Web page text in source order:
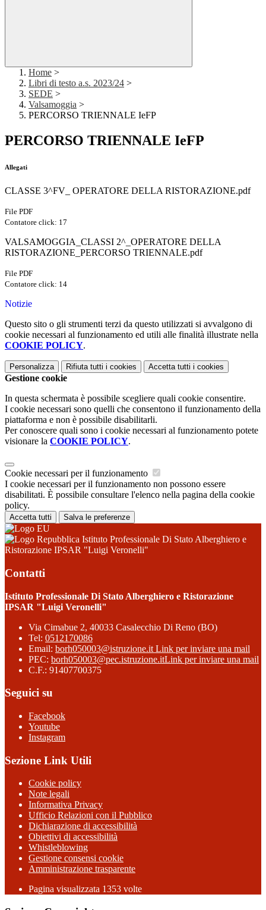
Home >
Libri di testo a.s. 2023/24 >
SEDE >
Valsamoggia >
PERCORSO TRIENNALE IeFP
PERCORSO TRIENNALE IeFP
Allegati
CLASSE 3^FV_ OPERATORE DELLA RISTORAZIONE.pdf
File PDF
Contatore click: 17
VALSAMOGGIA_CLASSI 2^_OPERATORE DELLA
RISTORAZIONE_PERCORSO TRIENNALE.pdf
File PDF
Contatore click: 14
Notizie
Questo sito o gli strumenti terzi da questo utilizzati si avvalgono di
cookie necessari al funzionamento ed utili alle finalità illustrate nella
COOKIE POLICY.
Personalizza Rifiuta tutti i cookies Accetta tutti i cookies
Gestione cookie
In questa schermata è possibile scegliere quali cookie consentire.
I cookie necessari sono quelli che consentono il funzionamento della
piattaforma e non è possibile disabilitarli.
Per conoscere quali sono i cookie necessari al funzionamento potete
visionare la COOKIE POLICY.
Cookie necessari per il funzionamento
I cookie necessari per il funzionamento non possono essere
disabilitati. È possibile consultare l'elenco nella pagina della cookie
policy.
Accetta tutti Salva le preferenze
Istituto Professionale Di Stato Alberghiero e
Ristorazione IPSAR "Luigi Veronelli"
Contatti
Istituto Professionale Di Stato Alberghiero e Ristorazione
IPSAR "Luigi Veronelli"
Via Cimabue 2, 40033 Casalecchio Di Reno (BO)
Tel: 0512170086
Email: borh050003@istruzione.it Link per inviare una mail
PEC: borh050003@pec.istruzione.itLink per inviare una mail
C.F.: 91407700375
Seguici su
Facebook
Youtube
Instagram
Sezione Link Utili
Cookie policy
Note legali
Informativa Privacy
Ufficio Relazioni con il Pubblico
Dichiarazione di accessibilità
Obiettivi di accessibilità
Whistleblowing
Gestione consensi cookie
Amministrazione trasparente
Pagina visualizzata 1353 volte